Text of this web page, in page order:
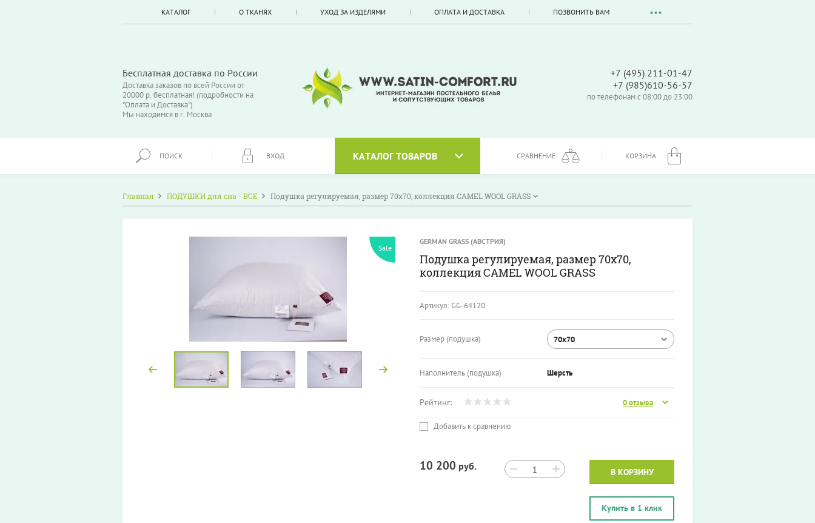
КАТАЛОГ О ТКАНЯХ УХОД ЗА ИЗДЕЛЯМИ ОПЛАТА И ДОСТАВКА ПОЗВОНИТЬ ВАМ
Бесплатная доставка по России
Доставка заказов по всей России от
20000 р. бесплатная! (подробности на
"Оплата и Доставка")
Мы находимся в г. Москва
+7 (495) 211-01-47
+7 (985)610-56-57
по телефонам с 08:00 до 23:00
ПОИСК ВХОД КАТАЛОГ ТОВАРОВ СРАВНЕНИЕ КОРЗИНА
Главная ПОДУШКИ для сна - ВСЕ Подушка регулируемая, размер 70х70, коллекция CAMEL WOOL GRASS
Sale
GERMAN GRASS (АВСТРИЯ)
Подушка регулируемая, размер 70х70,
коллекция CAMEL WOOL GRASS
Артикул:GG-64120
Размер (подушка) 70х70
Наполнитель (подушка) Шерсть
Рейтинг: 0 отзыва
Добавить к сравнению
10 200 руб. − +
Купить в 1 клик
В КОРЗИНУ